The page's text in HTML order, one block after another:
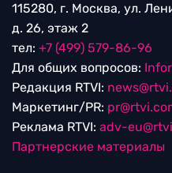
115280, г. Москва, ул.
д. 26, этаж 2
тел: +7 (499) 579-86-96
Для общих вопросов:
Редакция RTVI:
Маркетинг/PR:
Реклама RTVI: adv-
Партнерские материалы